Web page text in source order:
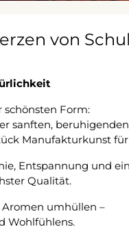
von
Form:
sanften, beruhigenden
Manufakturkunst für
Entspannung und
Qualität.
umhüllen –
Wohlfühlens.